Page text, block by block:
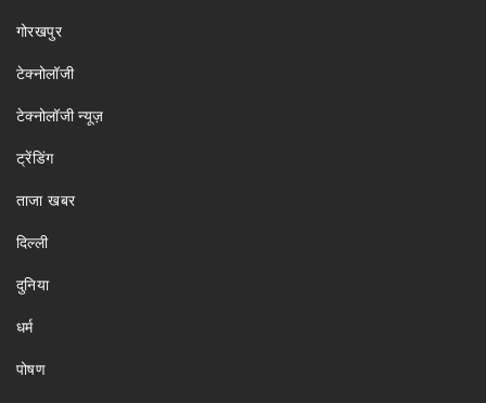
गोरखपुर
टेक्नोलॉजी
टेक्नोलॉजी न्यूज़
ट्रेंडिंग
ताजा खबर
दिल्ली
दुनिया
धर्म
पोषण